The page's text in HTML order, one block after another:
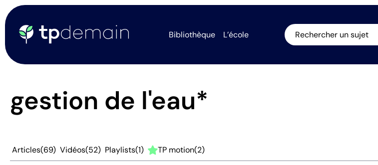
Bibliothèque L’école Rechercher un sujet
gestion de l'eau*
Articles(69) Vidéos(52) Playlists(1) TP motion(2)